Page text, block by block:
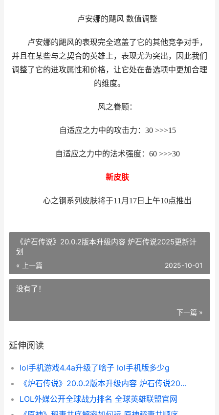
卢安娜的飓风 数值调整
卢安娜的飓风的表现完全遮盖了它的其他竞争对手，
并且在某些与之契合的英雄上，表现尤为突出，因此我们
调整了它的进攻属性和价格，让它处在备选项中更加合理
的维度。
风之眷顾：
自适应之力中的攻击力：30 >>>15
自适应之力中的法术强度：60 >>>30
新皮肤
心之钢系列皮肤将于11月17日上午10点推出
《炉石传说》20.0.2版本升级内容 炉石传说2025更新计
划
« 上一篇 2025-10-01
没有了！
下一篇 »
延伸阅读
lol手机游戏4.4a升级了啥子 lol手机版多少g
《炉石传说》20.0.2版本升级内容 炉石传说2025更新计划
LOL外媒公开全球战力排名 全球英雄联盟官网